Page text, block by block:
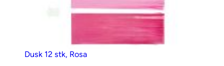
Dusk 12 stk, Rosa